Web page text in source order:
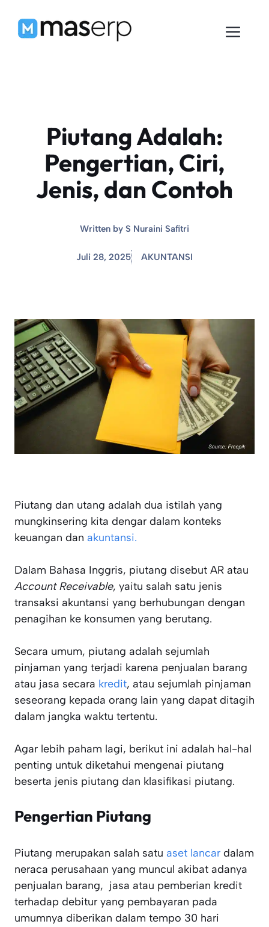
Piutang Adalah:
Pengertian, Ciri,
Jenis, dan Contoh
Written by S Nuraini Safitri
Juli 28, 2025 AKUNTANSI
Piutang dan utang adalah dua istilah yang
mungkinsering kita dengar dalam konteks
keuangan dan akuntansi.
Dalam Bahasa Inggris, piutang disebut AR atau
Account Receivable, yaitu salah satu jenis
transaksi akuntansi yang berhubungan dengan
penagihan ke konsumen yang berutang.
Secara umum, piutang adalah sejumlah
pinjaman yang terjadi karena penjualan barang
atau jasa secara kredit, atau sejumlah pinjaman
seseorang kepada orang lain yang dapat ditagih
dalam jangka waktu tertentu.
Agar lebih paham lagi, berikut ini adalah hal-hal
penting untuk diketahui mengenai piutang
beserta jenis piutang dan klasifikasi piutang.
Pengertian Piutang
Piutang merupakan salah satu aset lancar dalam
neraca perusahaan yang muncul akibat adanya
penjualan barang, jasa atau pemberian kredit
terhadap debitur yang pembayaran pada
umumnya diberikan dalam tempo 30 hari